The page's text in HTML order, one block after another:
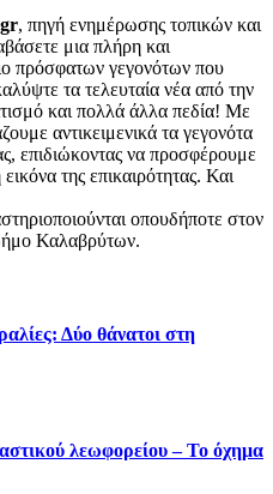
, πηγή ενημέρωσης τοπικών και
μια πλήρη και
πρόσφατων γεγονότων που
τα τελευταία νέα από την
και πολλά άλλα πεδία! Με
αντικειμενικά τα γεγονότα
επιδιώκοντας να προσφέρουμε
της επικαιρότητας. Και
οπουδήποτε στον
Καλαβρύτων.
Δύο θάνατοι στη
λεωφορείου – Το όχημα